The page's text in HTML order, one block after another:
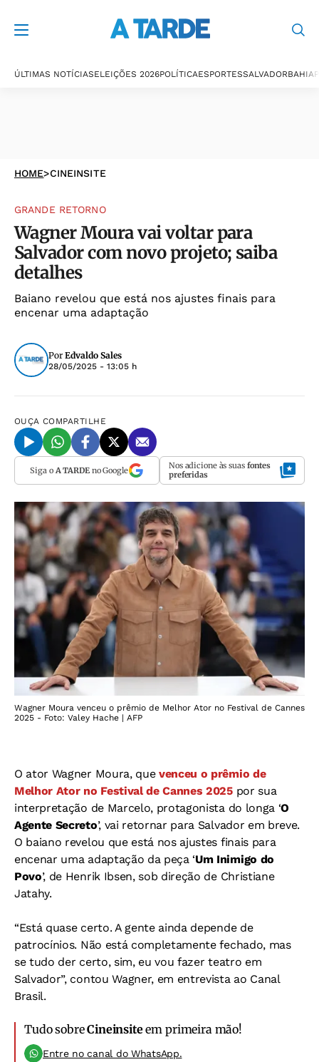
ÚLTIMAS NOTÍCIASELEIÇÕES 2026POLÍTICAESPORTESSALVADORBAHIA
HOME>CINEINSITE
GRANDE RETORNO
Wagner Moura vai voltar para
Salvador com novo projeto; saiba
detalhes
Baiano revelou que está nos ajustes finais para
encenar uma adaptação
Por Edvaldo Sales
28/05/2025 - 13:05 h
OUÇA COMPARTILHE
Siga o A TARDEno Google Nos adicione às suas fontes
preferidas
Wagner Moura venceu o prêmio de Melhor Ator no Festival de Cannes
2025 - Foto: Valey Hache | AFP
O ator Wagner Moura, que venceu o prêmio de
Melhor Ator no Festival de Cannes 2025por sua
interpretação de Marcelo, protagonista do longa ‘O
Agente Secreto’, vai retornar para Salvador em breve.
O baiano revelou que está nos ajustes finais para
encenar uma adaptação da peça ‘Um Inimigo do
Povo’, de Henrik Ibsen, sob direção de Christiane
Jatahy.
“Está quase certo. A gente ainda depende de
patrocínios. Não está completamente fechado, mas
se tudo der certo, sim, eu vou fazer teatro em
Salvador”, contou Wagner, em entrevista ao Canal
Brasil.
Tudo sobreCineinsiteem primeira mão!
Entre no canal do WhatsApp.